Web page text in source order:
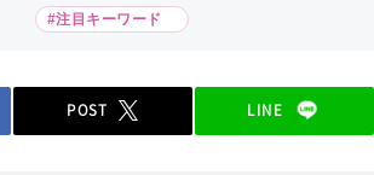
#注目キーワード
POST LINE